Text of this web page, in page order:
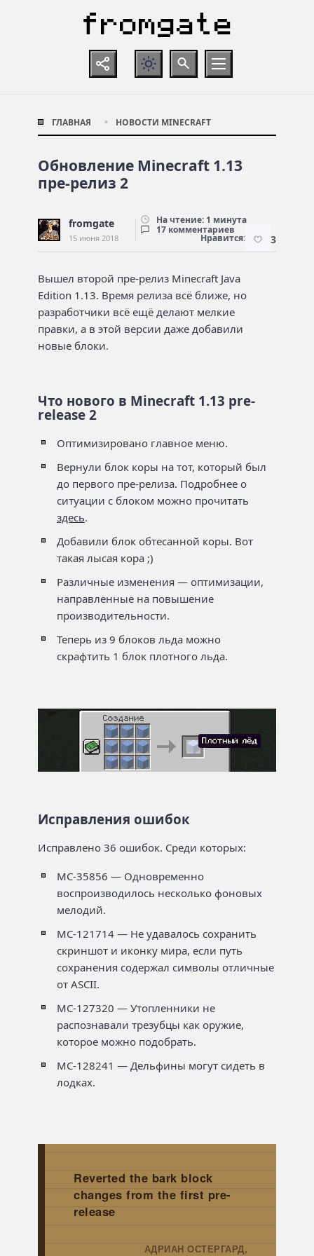
ГЛАВНАЯ НОВОСТИ MINECRAFT
Обновление Minecraft 1.13
пре-релиз 2
fromgate
15 июня 2018
На чтение: 1 минута
17 комментариев
Нравится: 3
Вышел второй пре-релиз Minecraft Java
Edition 1.13. Время релиза всё ближе, но
разработчики всё ещё делают мелкие
правки, а в этой версии даже добавили
новые блоки.
Что нового в Minecraft 1.13 pre-
release 2
Оптимизировано главное меню.
Вернули блок коры на тот, который был
до первого пре-релиза. Подробнее о
ситуации с блоком можно прочитать
здесь.
Добавили блок обтесанной коры. Вот
такая лысая кора ;)
Различные изменения — оптимизации,
направленные на повышение
производительности.
Теперь из 9 блоков льда можно
скрафтить 1 блок плотного льда.
Исправления ошибок
Исправлено 36 ошибок. Среди которых:
MC-35856 — Одновременно
воспроизводилось несколько фоновых
мелодий.
MC-121714 — Не удавалось сохранить
скриншот и иконку мира, если путь
сохранения содержал символы отличные
от ASCII.
MC-127320 — Утопленники не
распознавали трезубцы как оружие,
которое можно подобрать.
MC-128241 — Дельфины могут сидеть в
лодках.
Reverted the bark block
changes from the first pre-
release
АДРИАН ОСТЕРГАРД,